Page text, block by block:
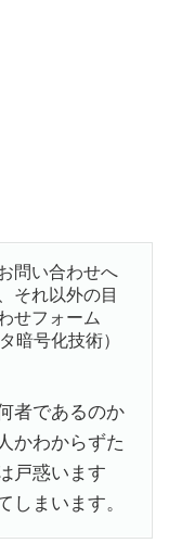
問い合わせへ
それ以外の目
せフォーム
暗号化技術）
者であるのか
かわからずた
戸惑います
しまいます。